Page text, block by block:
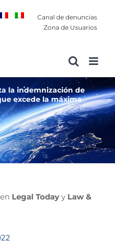
Canal de denuncias
Zona de Usuarios
la indemnización de
excede la máxima
Legal Today y Law &